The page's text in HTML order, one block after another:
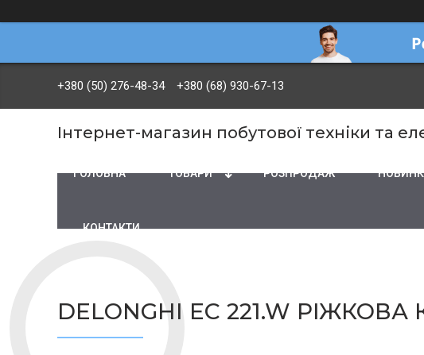
+380 (50) 276-48-34 +380 (68) 930-67-13
Інтернет-магазин побутової техніки та
ГОЛОВНА ТОВАРИ PОЗПРОДАЖ
КОНТАКТИ
DELONGHI EC 221.W